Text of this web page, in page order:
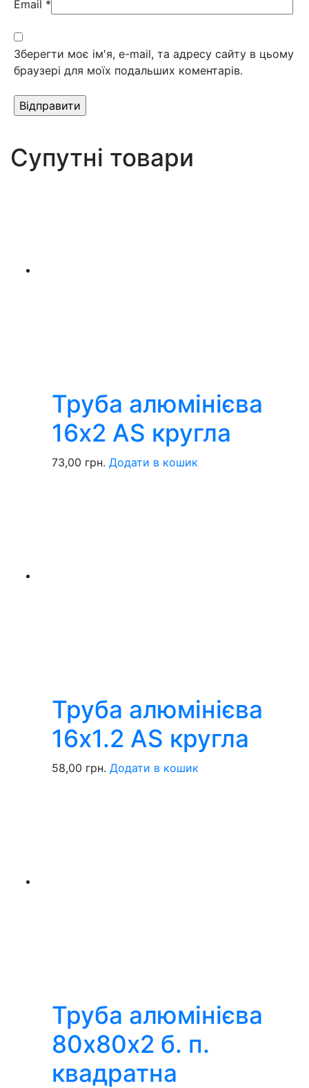
Email *
Зберегти моє ім'я, e-mail, та адресу сайту в цьому
браузері для моїх подальших коментарів.
Супутні товари
Труба алюмінієва
16х2 AS кругла
73,00 грн. Додати в кошик
Труба алюмінієва
16х1.2 AS кругла
58,00 грн. Додати в кошик
Труба алюмінієва
80х80х2 б. п.
квадратна